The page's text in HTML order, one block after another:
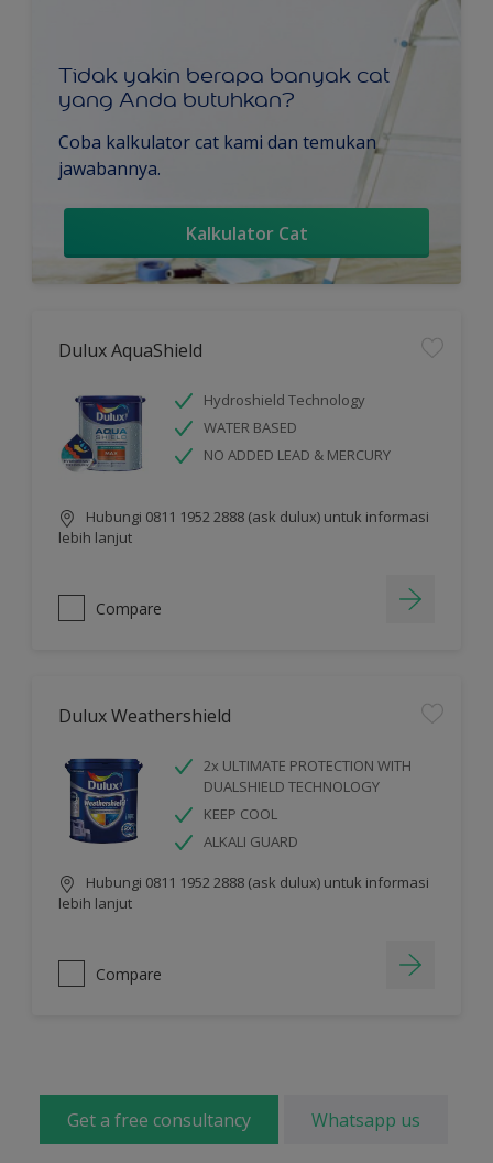
Tidak yakin berapa banyak cat
yang Anda butuhkan?
Coba kalkulator cat kami dan temukan
jawabannya.
Kalkulator Cat
Dulux AquaShield
Hydroshield Technology
WATER BASED
NO ADDED LEAD & MERCURY
Hubungi 0811 1952 2888 (ask dulux) untuk informasi
lebih lanjut
Compare
Dulux Weathershield
2x ULTIMATE PROTECTION WITH
DUALSHIELD TECHNOLOGY
KEEP COOL
ALKALI GUARD
Hubungi 0811 1952 2888 (ask dulux) untuk informasi
lebih lanjut
Compare
Get a free consultancy Whatsapp us